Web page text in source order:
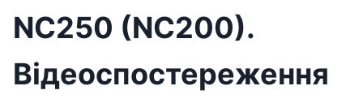
NC250 (NC200).
Відеоспостереження